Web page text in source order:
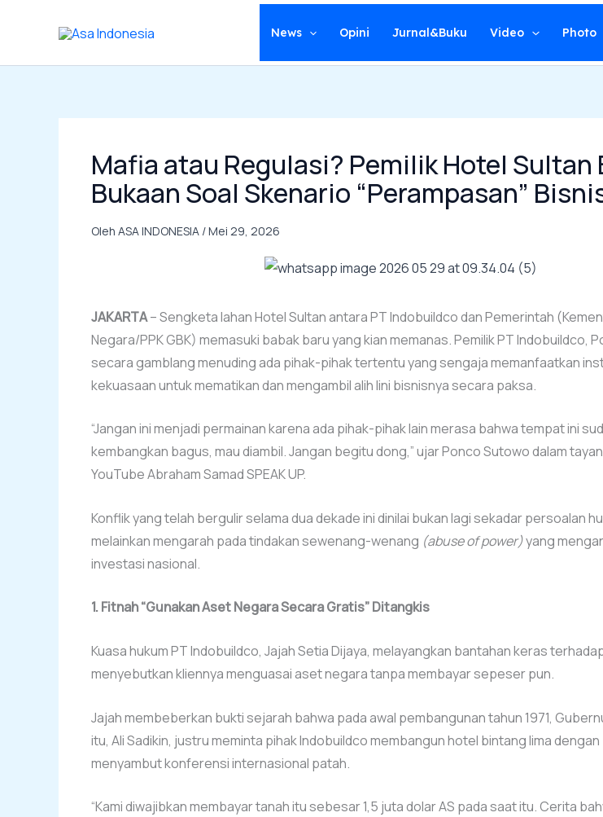
News Opini Jurnal&Buku Video Photo
Mafia atau Regulasi? Pemilik Hotel Sultan
Bukaan Soal Skenario “Perampasan”
Oleh ASA INDONESIA /Mei 29, 2026
JAKARTA– Sengketa lahan Hotel Sultan antara PT Indobuildco dan Pemerintah
Negara/PPK GBK) memasuki babak baru yang kian memanas. Pemilik PT Indobuildco,
secara gamblang menuding ada pihak-pihak tertentu yang sengaja memanfaatkan
kekuasaan untuk mematikan dan mengambil alih lini bisnisnya secara paksa.
“Jangan ini menjadi permainan karena ada pihak-pihak lain merasa bahwa tempat ini
kembangkan bagus, mau diambil. Jangan begitu dong,” ujar Ponco Sutowo dalam
YouTube Abraham Samad SPEAK UP.
Konflik yang telah bergulir selama dua dekade ini dinilai bukan lagi sekadar persoalan
melainkan mengarah pada tindakan sewenang-wenang (abuse of power)yang
investasi nasional.
1. Fitnah “Gunakan Aset Negara Secara Gratis” Ditangkis
Kuasa hukum PT Indobuildco, Jajah Setia Dijaya, melayangkan bantahan keras
menyebutkan kliennya menguasai aset negara tanpa membayar sepeser pun.
Jajah membeberkan bukti sejarah bahwa pada awal pembangunan tahun 1971,
itu, Ali Sadikin, justru meminta pihak Indobuildco membangun hotel bintang lima dengan
menyambut konferensi internasional patah.
“Kami diwajibkan membayar tanah itu sebesar 1,5 juta dolar AS pada saat itu. Cerita